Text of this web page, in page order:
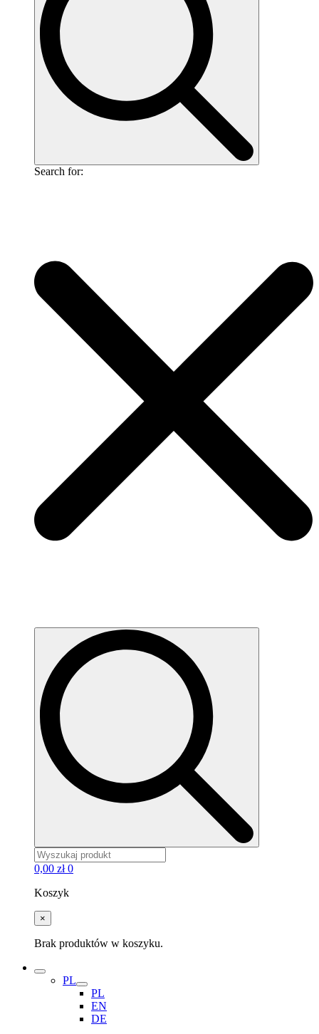
Search for:
0,00 zł 0
Koszyk
×
Brak produktów w koszyku.
PL
PL
EN
DE